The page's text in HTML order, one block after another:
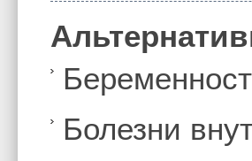
Болезни